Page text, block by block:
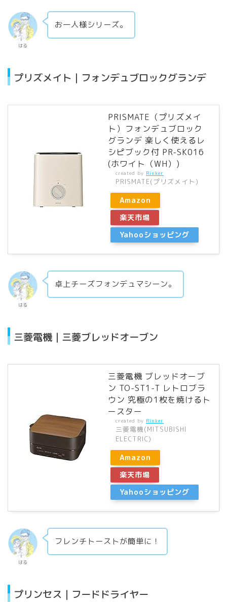
はる
お一人様シリーズ。
プリズメイト｜フォンデュブロックグランデ
PRISMATE（プリズメイ
ト）フォンデュブロック
グランデ 楽しく使えるレ
シピブック付 PR-SK016
(ホワイト（WH）)
created by Rinker
PRISMATE(プリズメイト)
Amazon
楽天市場
Yahooショッピング
はる
卓上チーズフォンデュマシーン。
三菱電機｜三菱ブレッドオーブン
三菱電機 ブレッドオーブ
ン TO-ST1-T レトロブラ
ウン 究極の1枚を焼けるト
ースター
created by Rinker
三菱電機(MITSUBISHI
ELECTRIC)
Amazon
楽天市場
Yahooショッピング
はる
フレンチトーストが簡単に！
プリンセス｜フードドライヤー